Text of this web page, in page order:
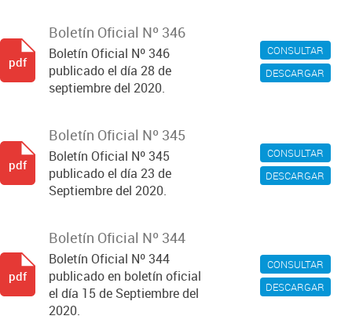
CONSULTAR
DESCARGAR
Boletín Oficial Nº 346
Boletín Oficial Nº 346
publicado el día 28 de
septiembre del 2020.
pdf
CONSULTAR
DESCARGAR
Boletín Oficial Nº 345
Boletín Oficial Nº 345
publicado el día 23 de
Septiembre del 2020.
pdf
CONSULTAR
DESCARGAR
Boletín Oficial Nº 344
Boletín Oficial Nº 344
publicado en boletín oficial
el día 15 de Septiembre del
2020.
pdf